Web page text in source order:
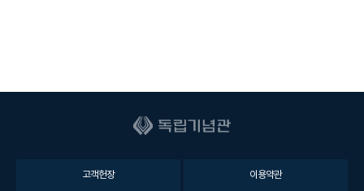
고객헌장 이용약관